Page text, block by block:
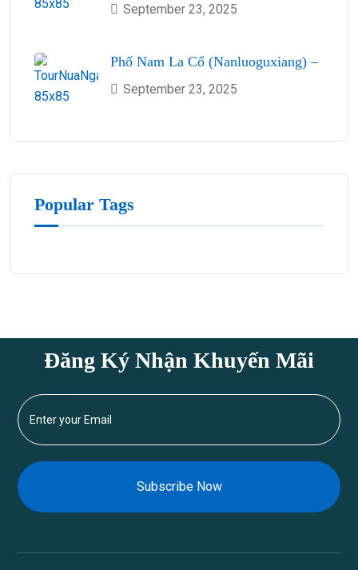
September 23, 2025
Phố Nam La Cổ (Nanluoguxiang) –
September 23, 2025
Popular Tags
Đăng Ký Nhận Khuyến Mãi
Subscribe Now